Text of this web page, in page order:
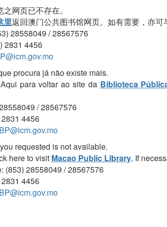
网页已不存在。
里返回澳门公共图书馆网页。如有需要，亦
28558049 / 28567576
2831 4456
procura já não existe mais.
para voltar ao site da Biblioteca
/ 28567576
4456
requested is not available.
here to visit Macao Public Library. If
(853) 28558049 / 28567576
4456